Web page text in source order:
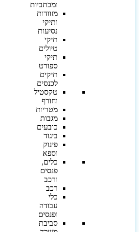
ומכתביות
מזוודות
ותיקי
נסיעות
תיקי
טיולים
תיקי
ספורט
תיקים
לכנסים
טקסטיל
וחורף
מטריות
מגבות
כובעים
ביגוד
פינוק
וספא
כלים,
פנסים
ורכב
רכב
כלי
עבודה
ופנסים
סביבת